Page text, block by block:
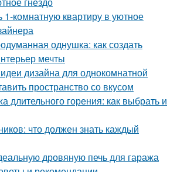
1-комнатную квартиру в уютное
однушка: как создать
мечты
дизайна для однокомнатной
пространство со вкусом
длительного горения: как выбрать и
что должен знать каждый
дровяную печь для гаража